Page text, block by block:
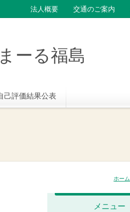
ーる福島
法人概要 交通のご案内
己評価結果公表
ホーム
メニュー